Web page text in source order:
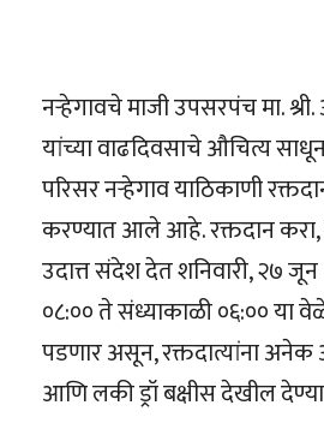
नऱ्हेगावचे माजी उपसरपंच मा.
यांच्या वाढदिवसाचे औचित्य
परिसर नऱ्हेगाव याठिकाणी
करण्यात आले आहे. रक्तदान करा,
उदात्त संदेश देत शनिवारी, २७
०८:०० ते संध्याकाळी ०६:०० या
पडणार असून, रक्तदात्यांना
आणि लकी ड्रॉ बक्षीस देखील